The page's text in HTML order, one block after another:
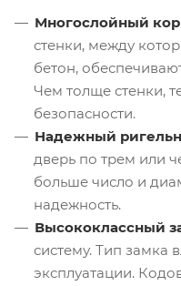
Многослойный
стенки, между
бетон,
Чем толще стенки,
безопасности.
Надежный
дверь по трем или
больше число и
надежность.
Высококлассный
систему. Тип замка
эксплуатации.